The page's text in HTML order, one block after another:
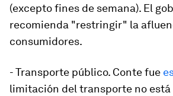
(excepto fines de semana). El
recomienda "restringir" la
consumidores.
- Transporte público. Conte fue
limitación del transporte no está